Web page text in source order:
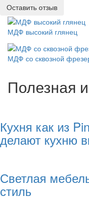
Оставить отзыв
МДФ высокий глянец
МДФ со сквозной
Полезная
Кухня как из
делают кухню
Светлая
стиль